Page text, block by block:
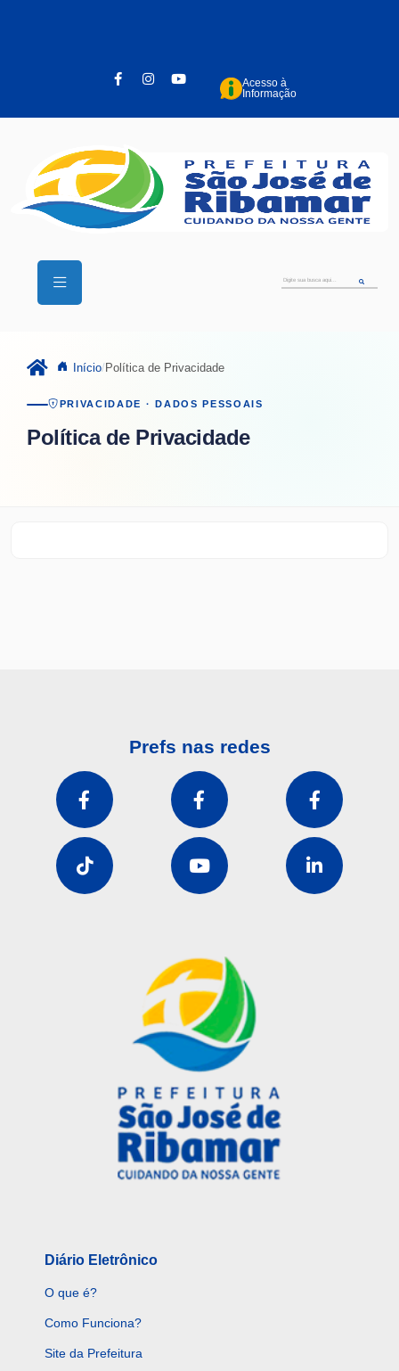
Acesso à
Informação
Início Política de Privacidade
PRIVACIDADE · DADOS PESSOAIS
Política de Privacidade
Prefs nas redes
Diário Eletrônico
O que é?
Como Funciona?
Site da Prefeitura